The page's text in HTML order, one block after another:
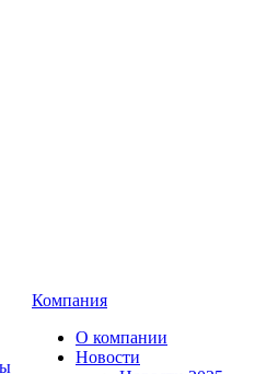
Компания
О компании
Новости